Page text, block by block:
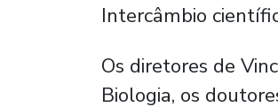
Intercâmbio
Os diretores de
Biologia, os